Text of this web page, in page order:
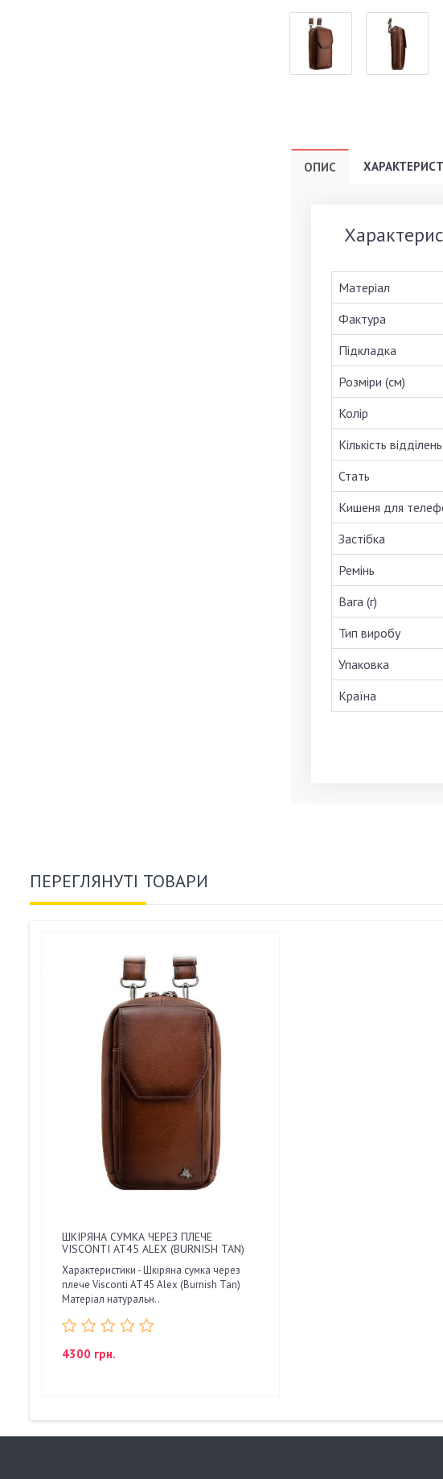
ОПИС
Матеріал
Фактура
Підкладка
Розміри (см)
Колір
Кількість відділень
Стать
Кишеня для
Застібка
Ремінь
Вага (г)
Тип виробу
Упаковка
Країна
ПЕРЕГЛЯНУТІ ТОВАРИ
ШКІРЯНА СУМКА ЧЕРЕЗ ПЛЕЧЕ
VISCONTI AT45 ALEX (BURNISH TAN)
Характеристики - Шкіряна сумка через
плече Visconti AT45 Alex (Burnish Tan)
Матеріал натуральн..
4300 грн.